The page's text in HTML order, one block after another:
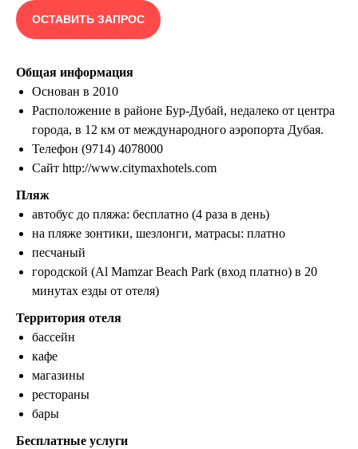
ОСТАВИТЬ ЗАПРОС
Общая информация
Основан в 2010
Расположение в районе Бур-Дубай, недалеко от центра
города, в 12 км от международного аэропорта Дубая.
Телефон (9714) 4078000
Сайт http://www.citymaxhotels.com
Пляж
автобус до пляжа: бесплатно (4 раза в день)
на пляже зонтики, шезлонги, матрасы: платно
песчаный
городской (Al Mamzar Beach Park (вход платно) в 20
минутах езды от отеля)
Территория отеля
бассейн
кафе
магазины
рестораны
бары
Бесплатные услуги